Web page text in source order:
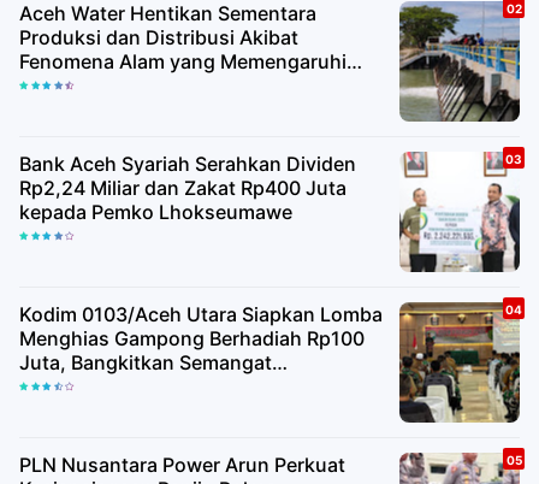
Aceh Water Hentikan Sementara
Produksi dan Distribusi Akibat
Fenomena Alam yang Memengaruhi
Kualitas Air Baku
Bank Aceh Syariah Serahkan Dividen
Rp2,24 Miliar dan Zakat Rp400 Juta
kepada Pemko Lhokseumawe
Kodim 0103/Aceh Utara Siapkan Lomba
Menghias Gampong Berhadiah Rp100
Juta, Bangkitkan Semangat
Kemerdekaan hingga Pelosok Desa
PLN Nusantara Power Arun Perkuat